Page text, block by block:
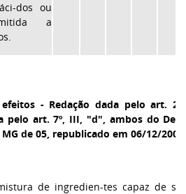
dos ou
a
- Redação dada pelo art. 2º
pelo art. 7º, III, "d", ambos do Dec.
de 05, republicado em 06/12/2001.
de ingredien-tes capaz de